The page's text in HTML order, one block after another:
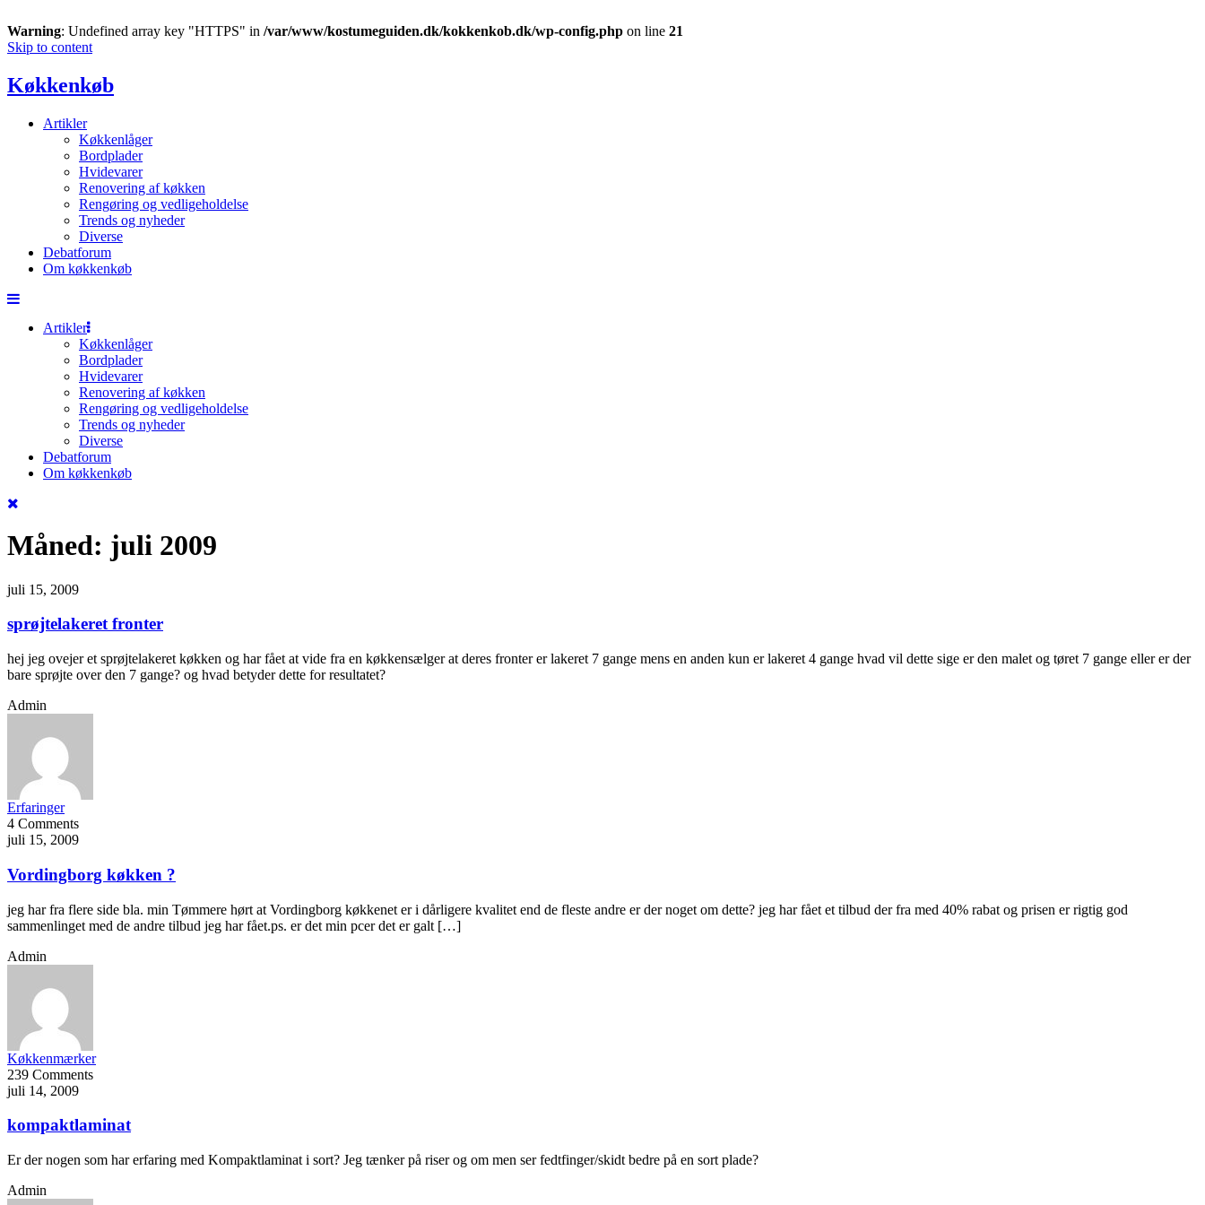
Warning: Undefined array key "HTTPS" in /var/www/kostumeguiden.dk/kokkenkob.dk/wp-config.php on line 21
Skip to content
Køkkenkøb
Artikler
Køkkenlåger
Bordplader
Hvidevarer
Renovering af køkken
Rengøring og vedligeholdelse
Trends og nyheder
Diverse
Debatforum
Om køkkenkøb
Artikler
Køkkenlåger
Bordplader
Hvidevarer
Renovering af køkken
Rengøring og vedligeholdelse
Trends og nyheder
Diverse
Debatforum
Om køkkenkøb
Måned: juli 2009
juli 15, 2009
sprøjtelakeret fronter
hej jeg ovejer et sprøjtelakeret køkken og har fået at vide fra en køkkensælger at deres fronter er lakeret 7 gange mens en anden kun er lakeret 4 gange hvad vil dette sige er den malet og tøret 7 gange eller er der
bare sprøjte over den 7 gange? og hvad betyder dette for resultatet?
Admin
Erfaringer
4 Comments
juli 15, 2009
Vordingborg køkken ?
jeg har fra flere side bla. min Tømmere hørt at Vordingborg køkkenet er i dårligere kvalitet end de fleste andre er der noget om dette? jeg har fået et tilbud der fra med 40% rabat og prisen er rigtig god
sammenlinget med de andre tilbud jeg har fået.ps. er det min pcer det er galt […]
Admin
Køkkenmærker
239 Comments
juli 14, 2009
kompaktlaminat
Er der nogen som har erfaring med Kompaktlaminat i sort? Jeg tænker på riser og om men ser fedtfinger/skidt bedre på en sort plade?
Admin